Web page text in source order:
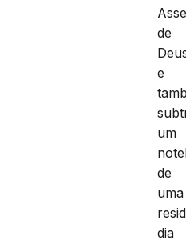
de
e
um
de
uma
dia